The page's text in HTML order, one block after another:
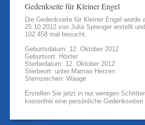
Gedenkseite für Kleiner Engel
Die Gedenkseite für Kleiner Engel wurde
25.10.2012 von Julia Sprenger erstellt
102.458 mal besucht.
Geburtsdatum: 12. Oktober 2012
Geburtsort: Höxter
Sterbedatum: 12. Oktober 2012
Sterbeort: unter Mamas Herzen
Sternzeichen: Waage
Erstellen Sie jetzt in nur wenigen
kostenfrei eine persönliche Gedenkseiten